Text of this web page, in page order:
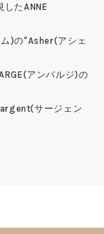
たANNE
)の"Asher(アシェ
アンバルジ)の
サージェン